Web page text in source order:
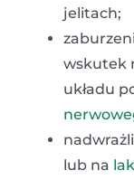
jelitach;
wskutek
układu
lub na